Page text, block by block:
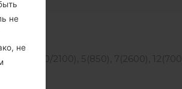
4(1700/2100), 5(850), 7(2600), 12(700),
не
не